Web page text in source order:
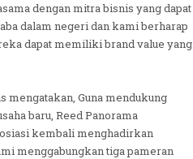
dengan mitra bisnis yang dapat
dalam negeri dan kami berharap
dapat memiliki brand value yang
mengatakan, Guna mendukung
baru, Reed Panorama
kembali menghadirkan
menggabungkan tiga pameran